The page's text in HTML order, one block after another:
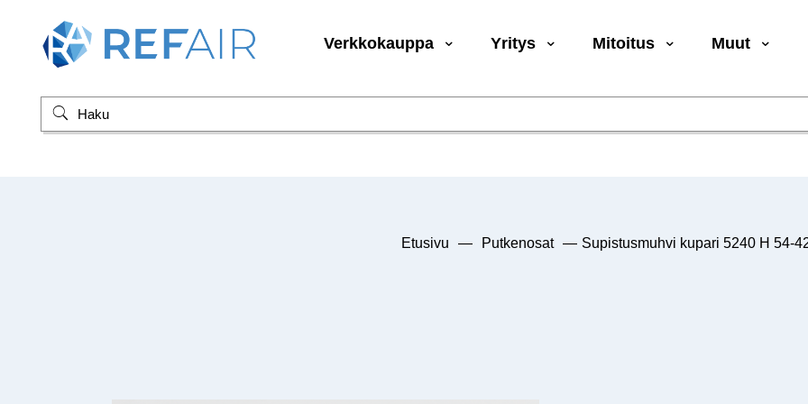
Verkkokauppa Yritys Mitoitus Muut
Etusivu — Putkenosat — Supistusmuhvi kupari 5240 H 54-